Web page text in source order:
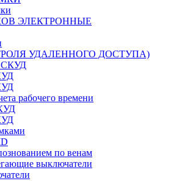
ЭЛЕКТРОННЫЕ
УДАЛЕННОГО ДОСТУПА)
СКУД
рабочего времени
по венам
выключатели